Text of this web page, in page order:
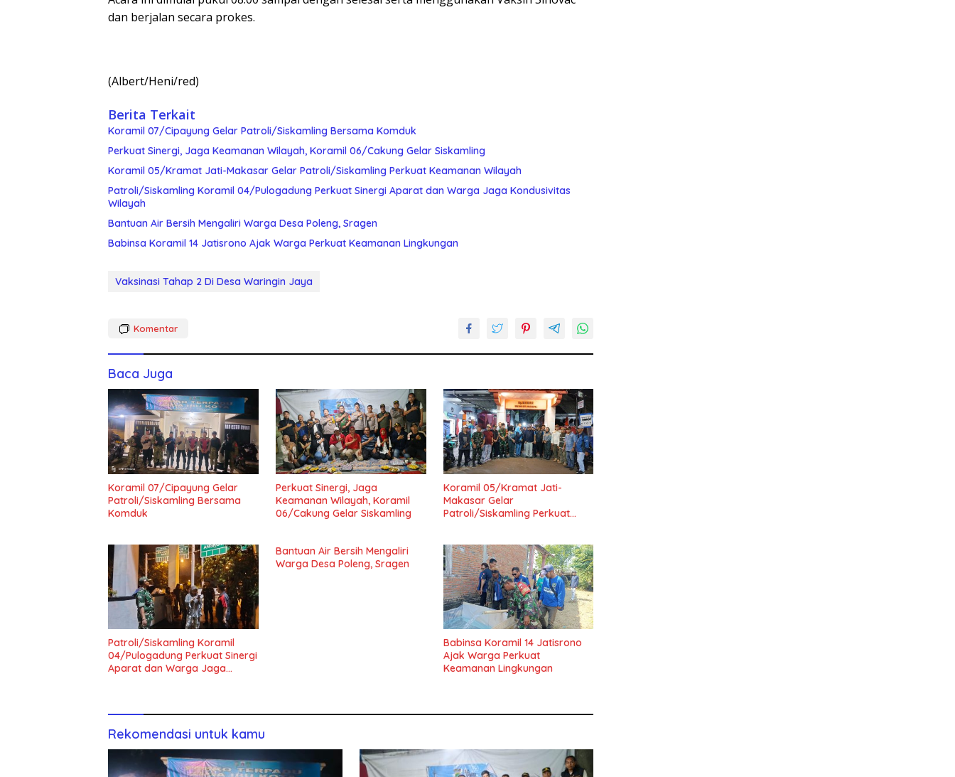
dan berjalan secara prokes.
(Albert/Heni/red)
Berita Terkait
Koramil 07/Cipayung Gelar Patroli/Siskamling Bersama Komduk
Perkuat Sinergi, Jaga Keamanan Wilayah, Koramil 06/Cakung Gelar Siskamling
Koramil 05/Kramat Jati-Makasar Gelar Patroli/Siskamling Perkuat Keamanan Wilayah
Patroli/Siskamling Koramil 04/Pulogadung Perkuat Sinergi Aparat dan Warga Jaga Kondusivitas
Wilayah
Bantuan Air Bersih Mengaliri Warga Desa Poleng, Sragen
Babinsa Koramil 14 Jatisrono Ajak Warga Perkuat Keamanan Lingkungan
Vaksinasi Tahap 2 Di Desa Waringin Jaya
Komentar
Baca Juga
Koramil 07/Cipayung Gelar
Patroli/Siskamling Bersama
Komduk
Perkuat Sinergi, Jaga
Keamanan Wilayah, Koramil
06/Cakung Gelar Siskamling
Koramil 05/Kramat Jati-
Makasar Gelar
Patroli/Siskamling Perkuat
Patroli/Siskamling Koramil
04/Pulogadung Perkuat Sinergi
Aparat dan Warga Jaga
Bantuan Air Bersih Mengaliri
Warga Desa Poleng, Sragen
Babinsa Koramil 14 Jatisrono
Ajak Warga Perkuat
Keamanan Lingkungan
Rekomendasi untuk kamu